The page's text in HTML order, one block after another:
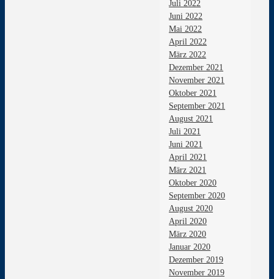
Juli 2022
Juni 2022
Mai 2022
April 2022
März 2022
Dezember 2021
November 2021
Oktober 2021
September 2021
August 2021
Juli 2021
Juni 2021
April 2021
März 2021
Oktober 2020
September 2020
August 2020
April 2020
März 2020
Januar 2020
Dezember 2019
November 2019